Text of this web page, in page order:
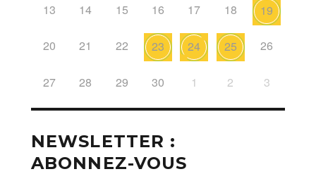
13 14 15 16 17 18 19
20 21 22 23 24 25 26
27 28 29 30 1 2 3
NEWSLETTER :
ABONNEZ-VOUS